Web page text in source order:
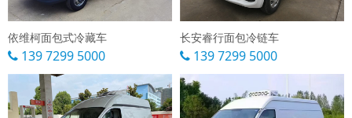
依维柯面包式冷藏车
139 7299 5000
长安睿行面包冷链车
139 7299 5000